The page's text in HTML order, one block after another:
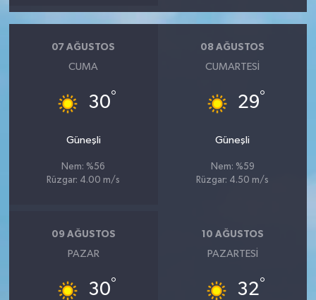
07 AĞUSTOS
CUMA
30°
Güneşli
Nem: %56
Rüzgar: 4.00 m/s
08 AĞUSTOS
CUMARTESI
29°
Güneşli
Nem: %59
Rüzgar: 4.50 m/s
09 AĞUSTOS
PAZAR
30°
10 AĞUSTOS
PAZARTESI
32°